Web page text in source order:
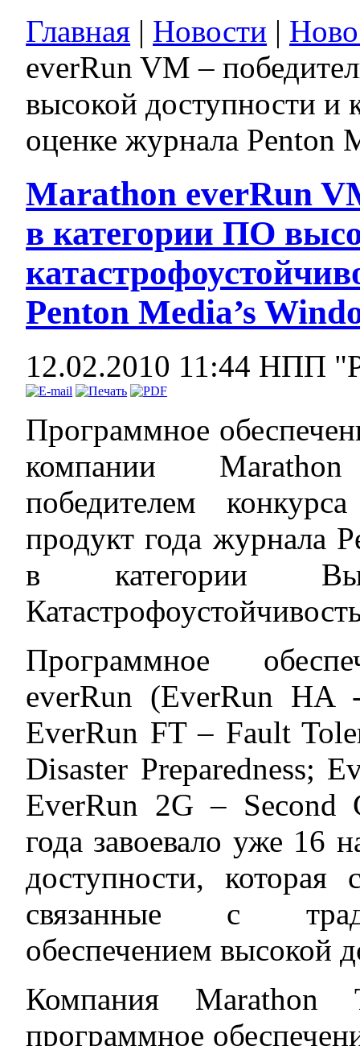
Главная | Новости |
everRun VM –
высокой доступности и
оценке журнала Penton
Marathon everRun
в категории ПО
Penton Media’s
12.02.2010 11:44 НПП
Программное
компании
победителем
продукт года журнала
в категории
Программное
everRun (EverRun
EverRun FT – Fault
Disaster Preparedness;
EverRun 2G – Second
года завоевало уже 16
доступности, которая
связанные с
обеспечением высокой
Компания Marathon
программное